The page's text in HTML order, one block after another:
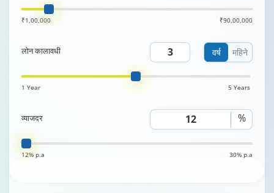
₹1,00,000 ₹90,00,000
वर्ष महिने
लोन कालावधी
1 Year 5 Years
व्याजदर %
12% p.a 30% p.a